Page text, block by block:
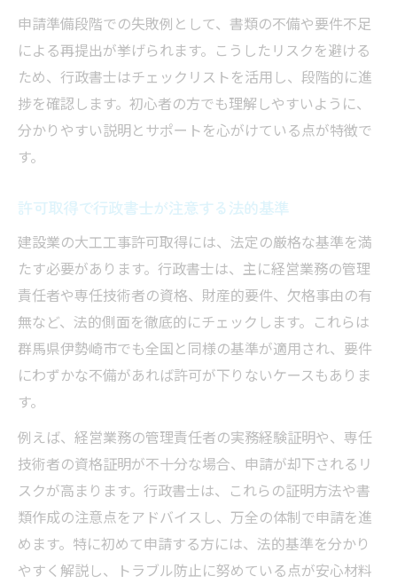
行政書士選択時に注目すべき実績とは
行政書士との相性が許可申請成功を左右す
る
行政書士選びで見落としがちな注意点
申請準備段階での失敗例として、書類の不備や要件不足
による再提出が挙げられます。こうしたリスクを避ける
ため、行政書士はチェックリストを活用し、段階的に進
捗を確認します。初心者の方でも理解しやすいように、
分かりやすい説明とサポートを心がけている点が特徴で
す。
許可取得で行政書士が注意する法的基準
建設業の大工工事許可取得には、法定の厳格な基準を満
たす必要があります。行政書士は、主に経営業務の管理
責任者や専任技術者の資格、財産的要件、欠格事由の有
無など、法的側面を徹底的にチェックします。これらは
群馬県伊勢崎市でも全国と同様の基準が適用され、要件
にわずかな不備があれば許可が下りないケースもありま
す。
例えば、経営業務の管理責任者の実務経験証明や、専任
技術者の資格証明が不十分な場合、申請が却下されるリ
スクが高まります。行政書士は、これらの証明方法や書
類作成の注意点をアドバイスし、万全の体制で申請を進
めます。特に初めて申請する方には、法的基準を分かり
やすく解説し、トラブル防止に努めている点が安心材料